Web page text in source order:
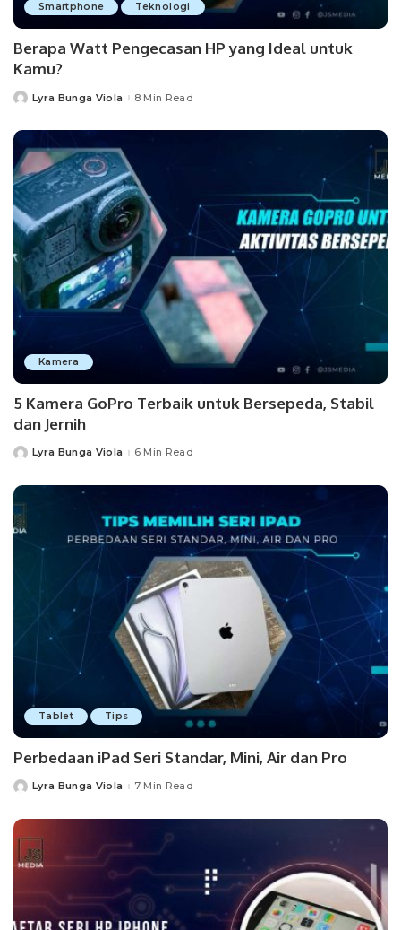
Smartphone Teknologi
Berapa Watt Pengecasan HP yang Ideal untuk
Kamu?
PostedLyra Bunga Viola 8 Min Read
Kamera
5 Kamera GoPro Terbaik untuk Bersepeda, Stabil
dan Jernih
PostedLyra Bunga Viola 6 Min Read
Tablet Tips
Perbedaan iPad Seri Standar, Mini, Air dan Pro
PostedLyra Bunga Viola 7 Min Read